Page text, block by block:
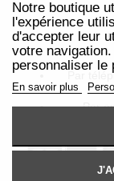
Notre boutique
l'expérience
d'accepter leur
votre
personnaliser le
En savoir plus
Par
Par